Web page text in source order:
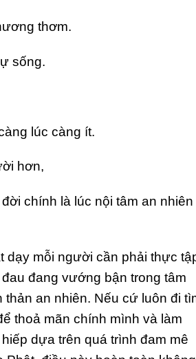
thơm.
sống.
lúc càng ít.
hơn,
chính là lúc nội tâm an
dạy mỗi người cần phải thực
đang vướng bận trong tâm
an nhiên. Nếu cứ luôn đi
thoả mãn chính mình và làm
dựa trên quá trình đam mê